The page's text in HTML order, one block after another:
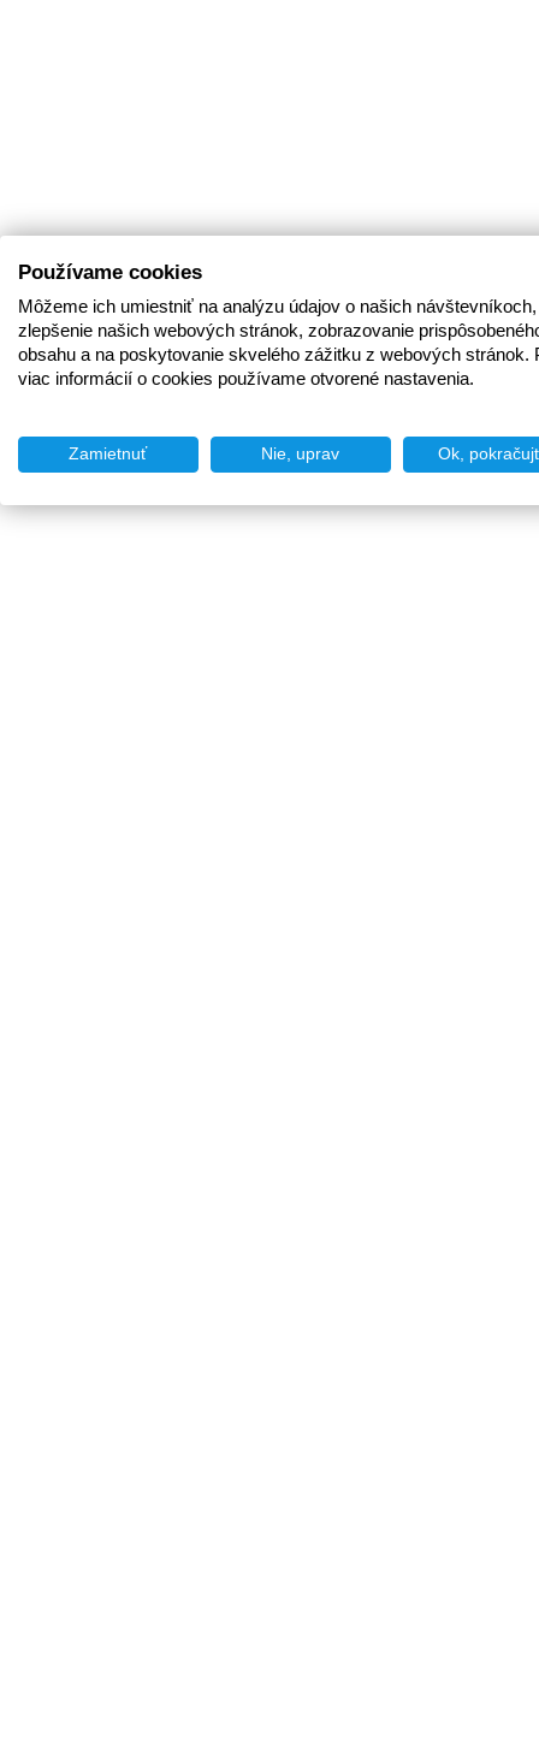
Používame cookies
Môžeme ich umiestniť na analýzu údajov o našich
zlepšenie našich webových stránok, zobrazovanie
obsahu a na poskytovanie skvelého zážitku z webových stránok.
viac informácií o cookies používame otvorené nastavenia.
Zamietnuť Nie, uprav Ok,